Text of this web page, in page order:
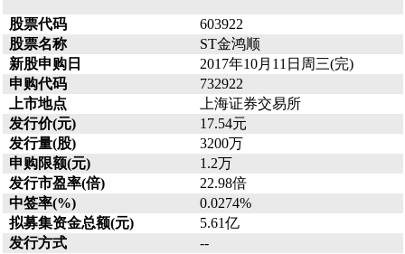
股票代码
603922
股票名称
ST金鸿顺
新股申购日
2017年10月11日周三(完)
申购代码
732922
上市地点
上海证券交易所
发行价(元)
17.54元
发行量(股)
3200万
申购限额(元)
1.2万
发行市盈率(倍)
22.98倍
中签率(%)
0.0274%
拟募集资金总额(元)
5.61亿
发行方式
--